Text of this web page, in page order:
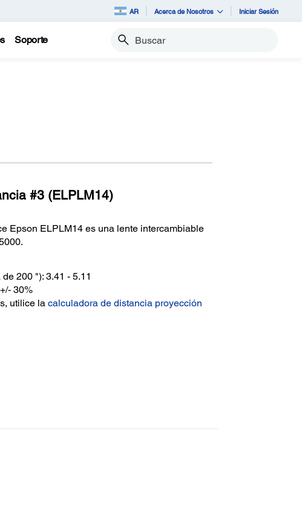
AR Acerca de Nosotros Iniciar Sesión
Soporte Buscar
#3 (ELPLM14)
Epson ELPLM14 es una lente intercambiable
200 "): 3.41 - 5.11
30%
utilice la calculadora de distancia proyección